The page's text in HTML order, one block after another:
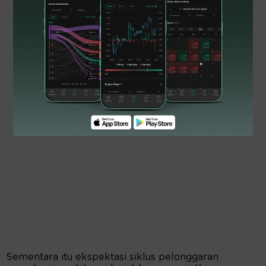
Sementara itu ekspektasi siklus pelonggaran